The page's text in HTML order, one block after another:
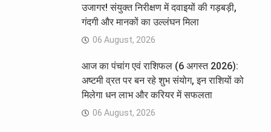
उजागर! संयुक्त निरीक्षण में दवाइयों की गड़बड़ी,
गंदगी और मानकों का उल्लंघन मिला
06 August, 2026
आज का पंचांग एवं राशिफल (6 अगस्त 2026):
अष्टमी व्रत पर बन रहे शुभ संयोग, इन राशियों को
मिलेगा धन लाभ और करियर में सफलता
06 August, 2026